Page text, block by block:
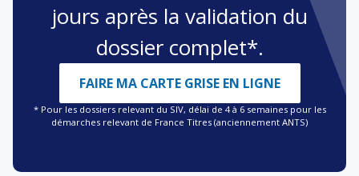
jours après la validation du
dossier complet*.
FAIRE MA CARTE GRISE EN LIGNE
* Pour les dossiers relevant du SIV, délai de 4 à 6 semaines pour les
démarches relevant de France Titres (anciennement ANTS)